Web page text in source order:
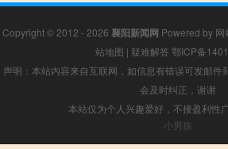
Copyright © 2012 - 2026 襄阳新闻网 Powered by 网
站地图 | 疑难解答 鄂ICP备
声明：本站内容来自互联网，如信息有错误可发邮
会及时纠正，谢谢
本站仅为个人兴趣爱好，不接盈利性
小男孩